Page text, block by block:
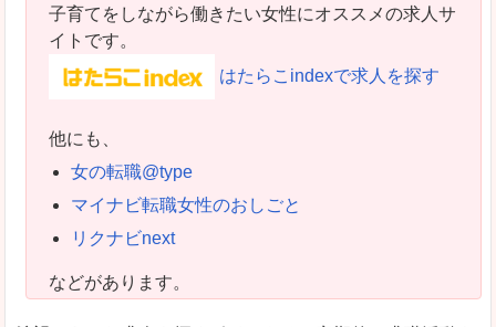
子育てをしながら働きたい女性にオススメの求人サ
イトです。
はたらこindexで求人を探す
他にも、
女の転職@type
マイナビ転職女性のおしごと
リクナビnext
などがあります。